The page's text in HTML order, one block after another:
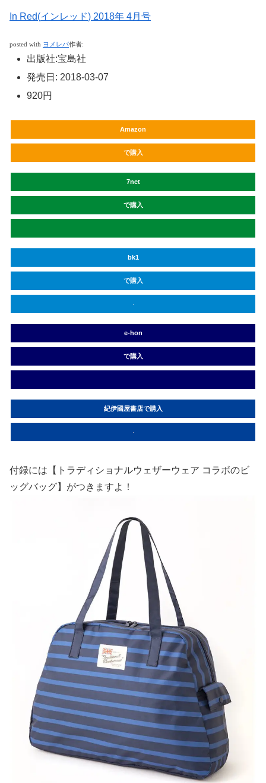
In Red(インレッド) 2018年 4月号
posted with ヨメレバ作者:
出版社:宝島社
発売日 : 2018-03-07
920円
Amazon
で購入
7net
で購入
bk1
で購入
e-hon
で購入
紀伊國屋書店で購入
付録には【トラディショナルウェザーウェア コラボのビ
ッグバッグ】がつきますよ！